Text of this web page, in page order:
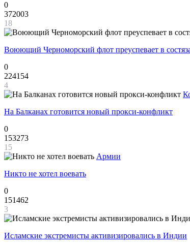
0
372003
18
Воюющий Черноморский флот преуспевает в
0
224154
4
На Балканах готовится новый прокси-конфликт
0
153273
15
Армии
Никто не хотел воевать
0
151462
3
Исламские экстремисты активизировались в Индии